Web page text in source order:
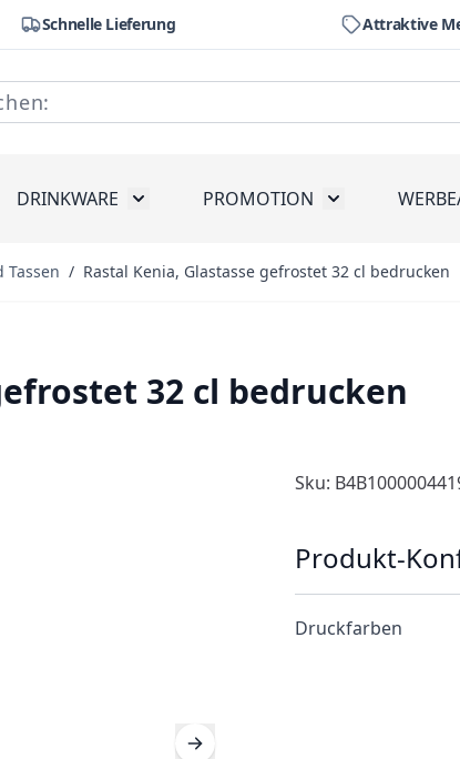
Schnelle Lieferung Attraktive
submenu for Werkzeug
DRINKWARE Toggle submenu for Drinkware
PROMOTION Toggle
Tassen / Rastal Kenia, Glastasse gefrostet 32 cl bedrucken
32 cl bedrucken
Sku:
Produkt-
Druckfarben